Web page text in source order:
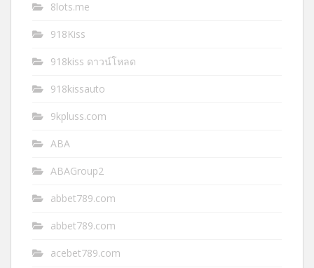
8lots.me
918Kiss
918kiss ดาวน์โหลด
918kissauto
9kpluss.com
ABA
ABAGroup2
abbet789.com
abbet789.com
acebet789.com